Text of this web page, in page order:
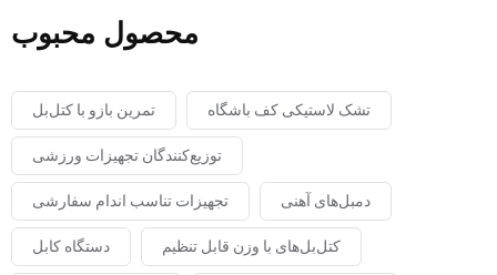
محصول محبوب
تمرین بازو با کتل‌بل تشک لاستیکی کف باشگاه
توزیع‌کنندگان تجهیزات ورزشی
تجهیزات تناسب اندام سفارشی دمبل‌های آهنی
دستگاه کابل کتل‌بل‌های با وزن قابل تنظیم